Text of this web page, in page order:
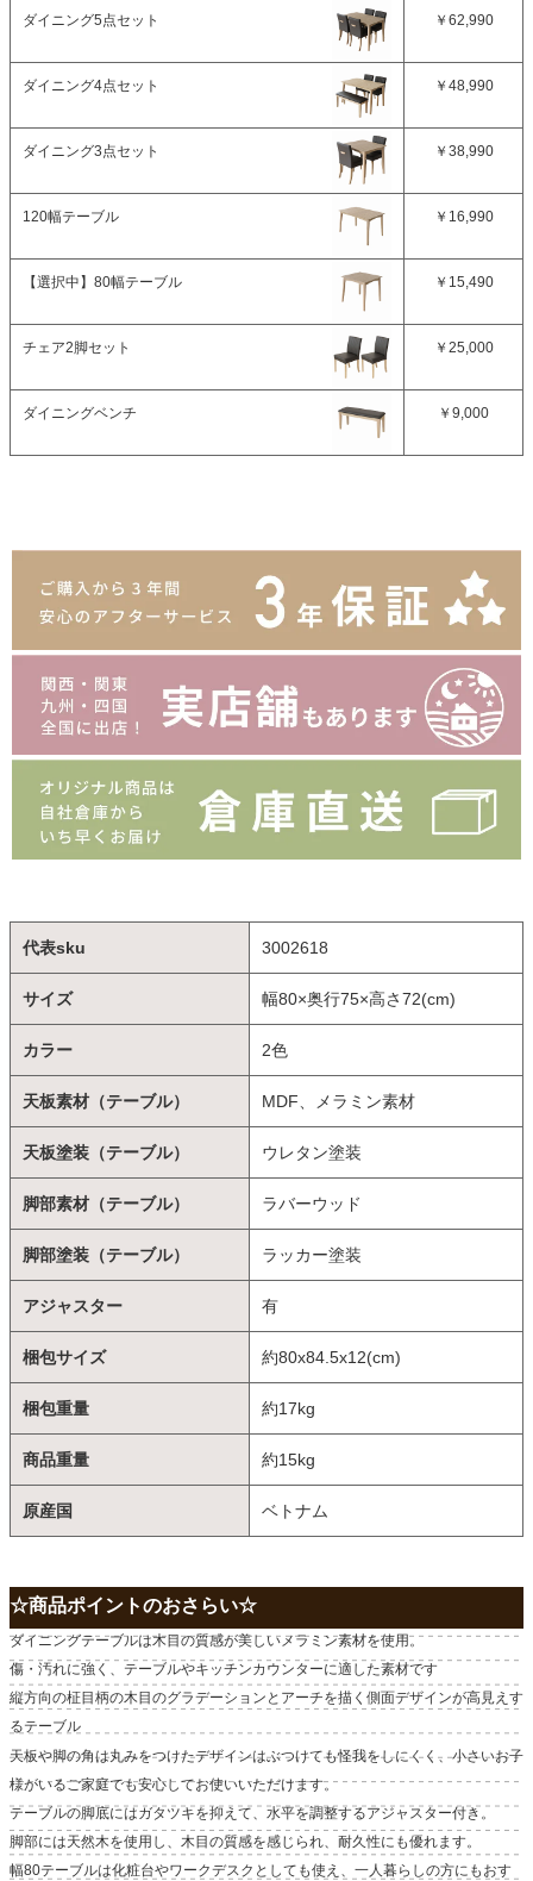
ダイニング5点セット ￥62,990
ダイニング4点セット ￥48,990
ダイニング3点セット ￥38,990
120幅テーブル ￥16,990
【選択中】 80幅テーブル ￥15,490
チェア2脚セット ￥25,000
ダイニングベンチ ￥9,000
代表sku 3002618
サイズ 幅80×奥行75×高さ72(cm)
カラー 2色
天板素材（テーブル） MDF、メラミン素材
天板塗装（テーブル） ウレタン塗装
脚部素材（テーブル） ラバーウッド
脚部塗装（テーブル） ラッカー塗装
アジャスター 有
梱包サイズ 約80x84.5x12(cm)
梱包重量 約17kg
商品重量 約15kg
原産国 ベトナム
☆商品ポイントのおさらい☆
ダイニングテーブルは木目の質感が美しいメラミン素材を使用。
傷・汚れに強く、テーブルやキッチンカウンターに適した素材です
縦方向の柾目柄の木目のグラデーションとアーチを描く側面デザインが高見えす
るテーブル
天板や脚の角は丸みをつけたデザインはぶつけても怪我をしにくく、小さいお子
様がいるご家庭でも安心してお使いいただけます。
テーブルの脚底にはガタツキを抑えて、水平を調整するアジャスター付き。
脚部には天然木を使用し、木目の質感を感じられ、耐久性にも優れます。
幅80テーブルは化粧台やワークデスクとしても使え、一人暮らしの方にもおす